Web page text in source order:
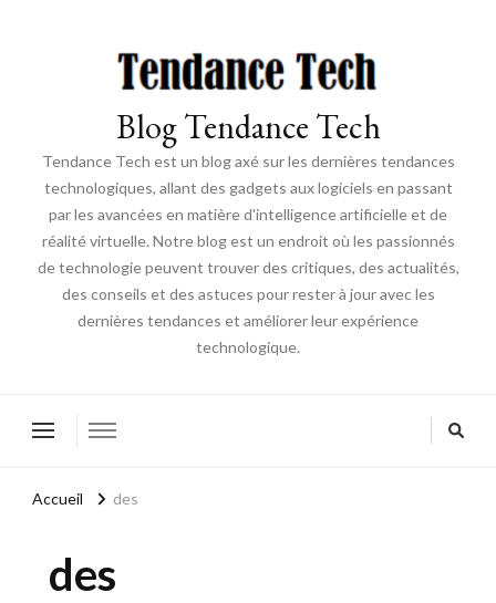
Blog Tendance Tech
Tendance Tech est un blog axé sur les dernières tendances
technologiques, allant des gadgets aux logiciels en passant
par les avancées en matière d'intelligence artificielle et de
réalité virtuelle. Notre blog est un endroit où les passionnés
de technologie peuvent trouver des critiques, des actualités,
des conseils et des astuces pour rester à jour avec les
dernières tendances et améliorer leur expérience
technologique.
Accueil des
des